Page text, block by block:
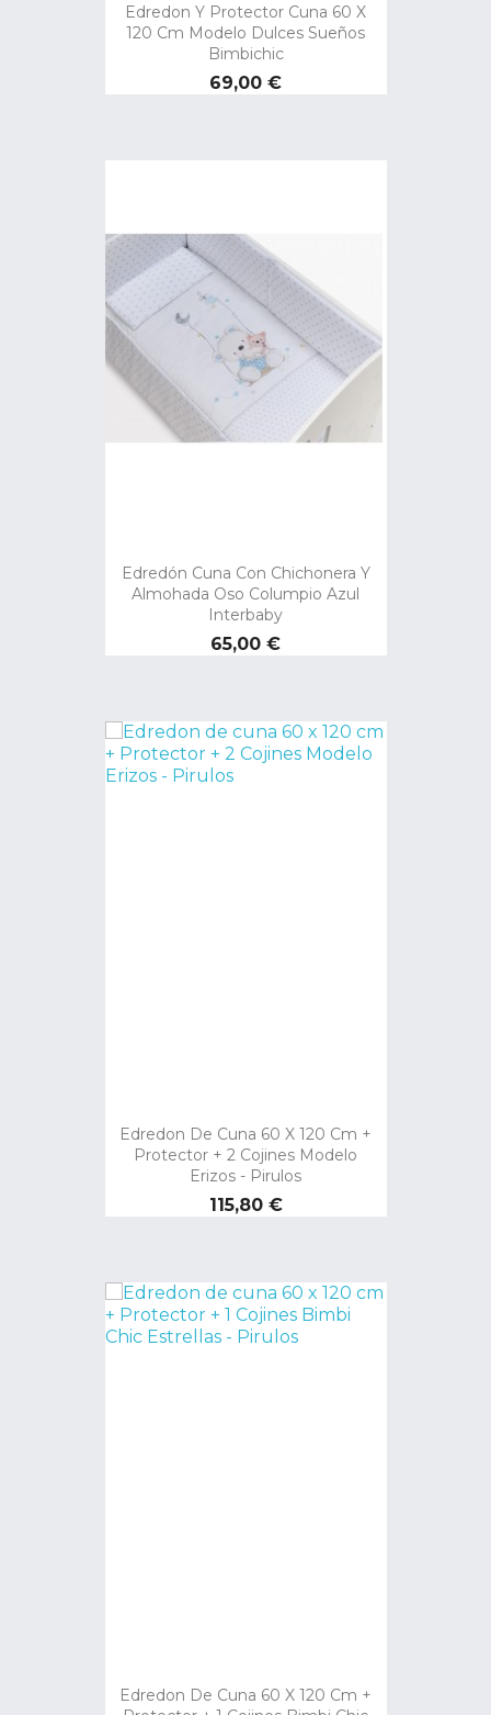
Edredon Y Protector Cuna 60 X
120 Cm Modelo Dulces Sueños
Bimbichic
Precio
69,00 €
Edredón Cuna Con Chichonera Y
Almohada Oso Columpio Azul
Interbaby
Precio
65,00 €
Edredon De Cuna 60 X 120 Cm +
Protector + 2 Cojines Modelo
Erizos - Pirulos
Precio
115,80 €
Edredon De Cuna 60 X 120 Cm +